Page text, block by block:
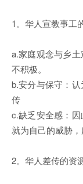
1。华人宣教事工
a.家庭观念与乡
不积极。
b.安分与保守：
传
c.缺乏安全感：
就为自己的威胁，
2。华人差传的资